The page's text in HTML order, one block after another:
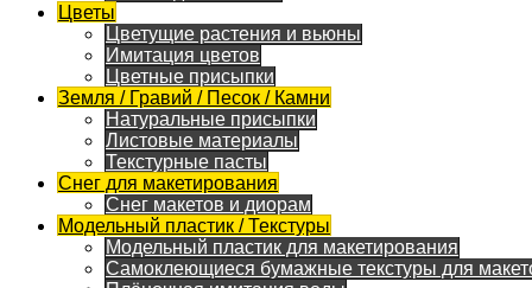
Цветы
Цветущие растения и вьюны
Имитация цветов
Цветные присыпки
Земля / Гравий / Песок / Камни
Натуральные присыпки
Листовые материалы
Текстурные пасты
Снег для макетирования
Снег макетов и диорам
Модельный пластик / Текстуры
Модельный пластик для макетирования
Самоклеющиеся бумажные текстуры для